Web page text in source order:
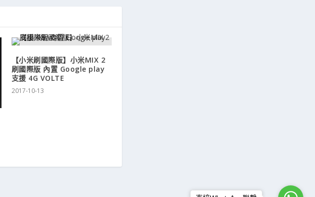
【小米刷國際版】小米MIX 2
刷國際版 內置 Google play
支援 4G VOLTE
2017-10-13